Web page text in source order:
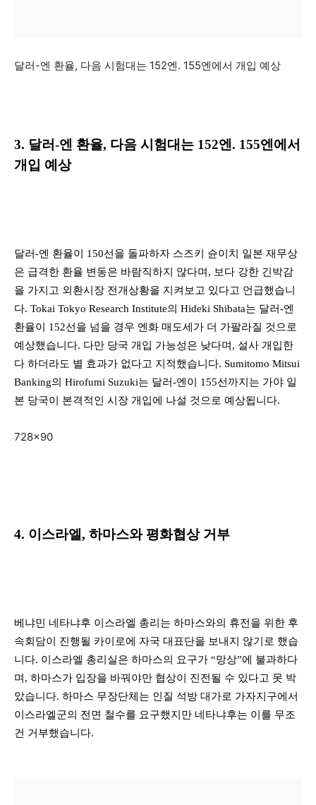
달러-엔 환율, 다음 시험대는 152엔. 155엔에서 개입 예상
3. 달러-엔 환율, 다음 시험대는 152엔. 155엔에서
개입 예상
달러-엔 환율이 150선을 돌파하자 스즈키 슌이치 일본 재무상
은 급격한 환율 변동은 바람직하지 않다며, 보다 강한 긴박감
을 가지고 외환시장 전개상황을 지켜보고 있다고 언급했습니
다. Tokai Tokyo Research Institute의 Hideki Shibata는 달러-엔
환율이 152선을 넘을 경우 엔화 매도세가 더 가팔라질 것으로
예상했습니다. 다만 당국 개입 가능성은 낮다며, 설사 개입한
다 하더라도 별 효과가 없다고 지적했습니다. Sumitomo Mitsui
Banking의 Hirofumi Suzuki는 달러-엔이 155선까지는 가야 일
본 당국이 본격적인 시장 개입에 나설 것으로 예상됩니다.
728×90
4. 이스라엘, 하마스와 평화협상 거부
베냐민 네타냐후 이스라엘 총리는 하마스와의 휴전을 위한 후
속회담이 진행될 카이로에 자국 대표단을 보내지 않기로 했습
니다. 이스라엘 총리실은 하마스의 요구가 “망상”에 불과하다
며, 하마스가 입장을 바꿔야만 협상이 진전될 수 있다고 못 박
았습니다. 하마스 무장단체는 인질 석방 대가로 가자지구에서
이스라엘군의 전면 철수를 요구했지만 네타냐후는 이를 무조
건 거부했습니다.